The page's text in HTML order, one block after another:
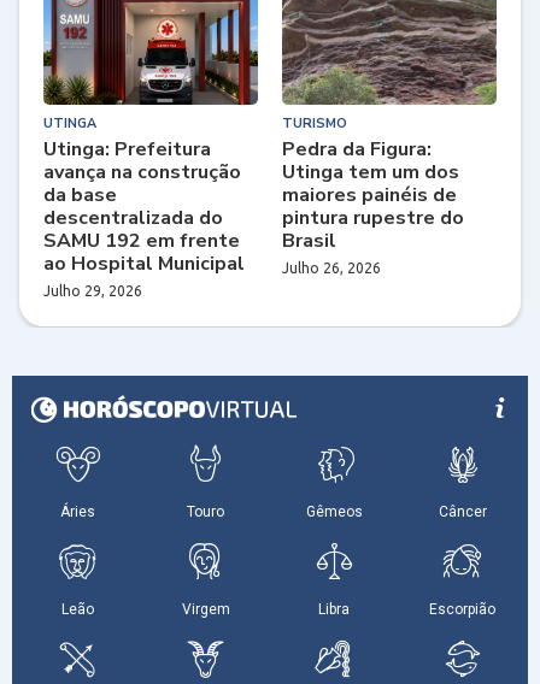
UTINGA
Utinga: Prefeitura
avança na construção
da base
descentralizada do
SAMU 192 em frente
ao Hospital Municipal
Julho 29, 2026
TURISMO
Pedra da Figura:
Utinga tem um dos
maiores painéis de
pintura rupestre do
Brasil
Julho 26, 2026